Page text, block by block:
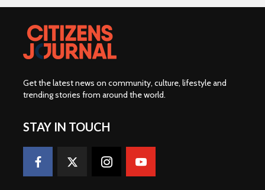
Get the latest news on community, culture, lifestyle and
trending stories from around the world.
STAY IN TOUCH